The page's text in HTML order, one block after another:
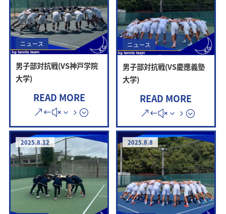
ニュース
男子部対抗戦(VS神戸学院
大学)
READ MORE
ニュース
男子部対抗戦(VS慶應義塾
大学)
READ MORE
2025.8.12 2025.8.8